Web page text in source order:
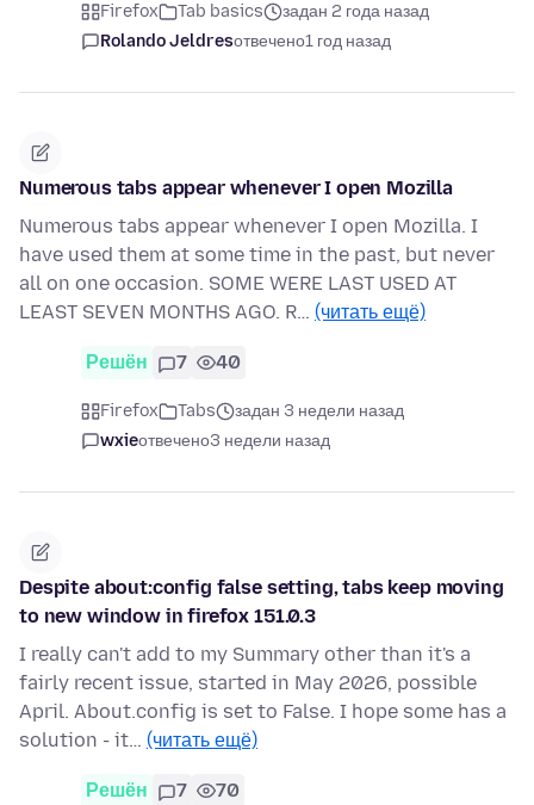
Firefox Tab basics
задан 2 года назад
Rolando Jeldresотвечено1 год назад
Numerous tabs appear whenever I open Mozilla
Numerous tabs appear whenever I open Mozilla. I
have used them at some time in the past, but never
all on one occasion. SOME WERE LAST USED AT
LEAST SEVEN MONTHS AGO. R… (читать ещё)
Решён 7 40
Firefox Tabs
задан 3 недели назад
wxieотвечено3 недели назад
Despite about:config false setting, tabs keep moving
to new window in firefox 151.0.3
I really can't add to my Summary other than it's a
fairly recent issue, started in May 2026, possible
April. About.config is set to False. I hope some has a
solution - it… (читать ещё)
Решён 7 70